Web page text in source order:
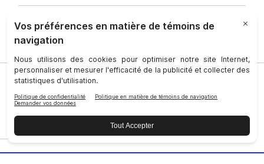
Société | Juridique
Conditions D’utilisation
Personne-Ressource |
Confidentialité
Droits des personnes